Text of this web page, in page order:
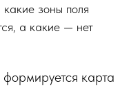
какие зоны поля
а какие — нет
карта